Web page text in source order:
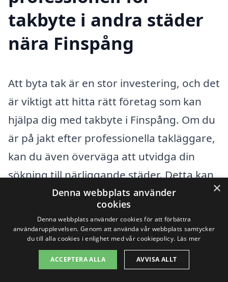
takbyte i andra städer
nära Finspång
Att byta tak är en stor investering, och det
är viktigt att hitta rätt företag som kan
hjälpa dig med takbyte i Finspång. Om du
är på jakt efter professionella takläggare,
kan du även överväga att utvidga din
sökning till närliggande städer. Detta kan
ge dig fler alternativ och möjligheter att
jämföra priser och tjänster. Här är några
städer där du också kan hitta kompetenta
firmor för takbyte:
×
Denna webbplats använder
cookies
Denna webbplats använder cookies för att förbättra
användarupplevelsen. Genom att använda vår webbplats samtycker
du till alla cookies i enlighet med vår cookiepolicy. Läs mer
ACCEPTERA ALLA AVVISA ALLT